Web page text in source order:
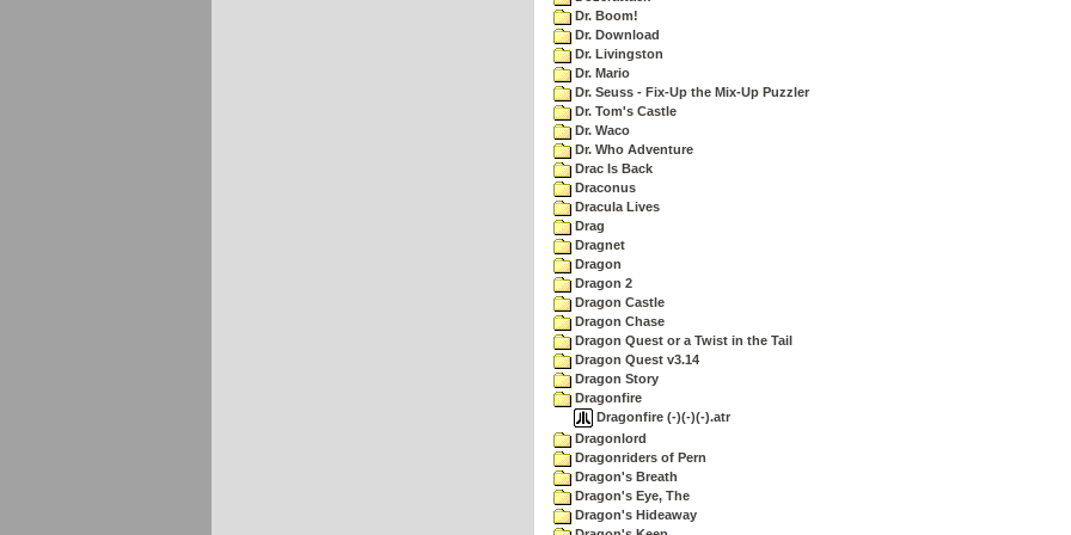
Dr. Boom!
Dr. Download
Dr. Livingston
Dr. Mario
Dr. Seuss - Fix-Up the Mix-Up Puzzler
Dr. Tom's Castle
Dr. Waco
Dr. Who Adventure
Drac Is Back
Draconus
Dracula Lives
Drag
Dragnet
Dragon
Dragon 2
Dragon Castle
Dragon Chase
Dragon Quest or a Twist in the Tail
Dragon Quest v3.14
Dragon Story
Dragonfire
Dragonfire (-)(-)(-).atr
Dragonlord
Dragonriders of Pern
Dragon's Breath
Dragon's Eye, The
Dragon's Hideaway